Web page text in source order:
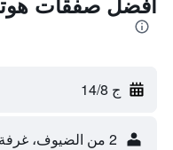
ج 14/8
2 من الضيوف، غرفة واحدة